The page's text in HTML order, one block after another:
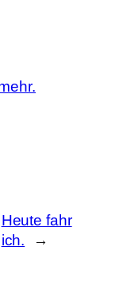
Heute fahr
ich.
→